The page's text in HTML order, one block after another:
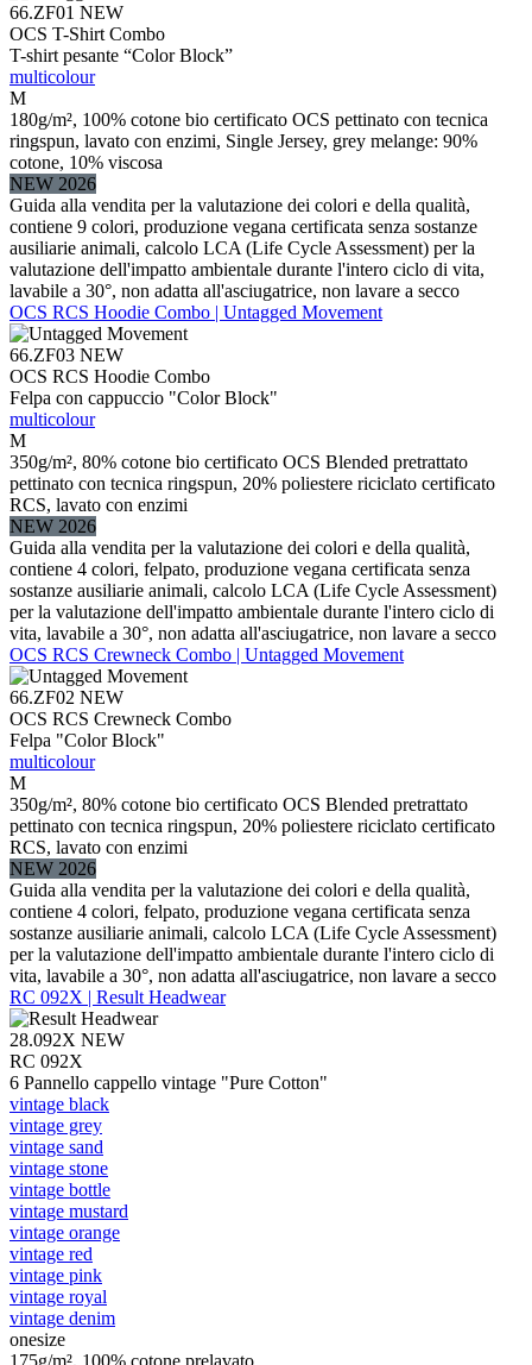
66.ZF01 NEW
OCS T-Shirt Combo
T-shirt pesante “Color Block”
multicolour
M
180g/m², 100% cotone bio certificato OCS pettinato con tecnica
ringspun, lavato con enzimi, Single Jersey, grey melange: 90%
cotone, 10% viscosa
NEW 2026
Guida alla vendita per la valutazione dei colori e della qualità,
contiene 9 colori, produzione vegana certificata senza sostanze
ausiliarie animali, calcolo LCA (Life Cycle Assessment) per la
valutazione dell'impatto ambientale durante l'intero ciclo di vita,
lavabile a 30°, non adatta all'asciugatrice, non lavare a secco
OCS RCS Hoodie Combo | Untagged Movement
66.ZF03 NEW
OCS RCS Hoodie Combo
Felpa con cappuccio "Color Block"
multicolour
M
350g/m², 80% cotone bio certificato OCS Blended pretrattato
pettinato con tecnica ringspun, 20% poliestere riciclato certificato
RCS, lavato con enzimi
NEW 2026
Guida alla vendita per la valutazione dei colori e della qualità,
contiene 4 colori, felpato, produzione vegana certificata senza
sostanze ausiliarie animali, calcolo LCA (Life Cycle Assessment)
per la valutazione dell'impatto ambientale durante l'intero ciclo di
vita, lavabile a 30°, non adatta all'asciugatrice, non lavare a secco
OCS RCS Crewneck Combo | Untagged Movement
66.ZF02 NEW
OCS RCS Crewneck Combo
Felpa "Color Block"
multicolour
M
350g/m², 80% cotone bio certificato OCS Blended pretrattato
pettinato con tecnica ringspun, 20% poliestere riciclato certificato
RCS, lavato con enzimi
NEW 2026
Guida alla vendita per la valutazione dei colori e della qualità,
contiene 4 colori, felpato, produzione vegana certificata senza
sostanze ausiliarie animali, calcolo LCA (Life Cycle Assessment)
per la valutazione dell'impatto ambientale durante l'intero ciclo di
vita, lavabile a 30°, non adatta all'asciugatrice, non lavare a secco
RC 092X | Result Headwear
28.092X NEW
RC 092X
6 Pannello cappello vintage "Pure Cotton"
vintage black
vintage grey
vintage sand
vintage stone
vintage bottle
vintage mustard
vintage orange
vintage red
vintage pink
vintage royal
vintage denim
onesize
175g/m², 100% cotone prelavato